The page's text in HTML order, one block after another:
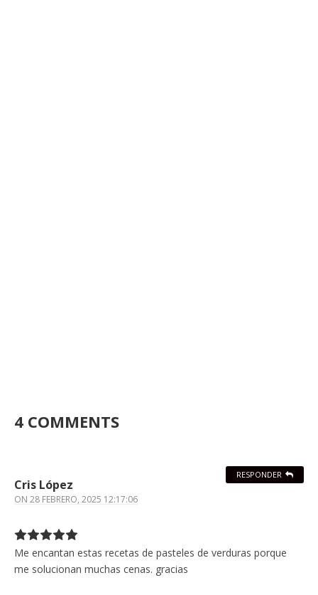
4 COMMENTS
Cris López
ON 28 FEBRERO, 2025 12:17:06
Me encantan estas recetas de pasteles de verduras porque
me solucionan muchas cenas. gracias
RESPONDER